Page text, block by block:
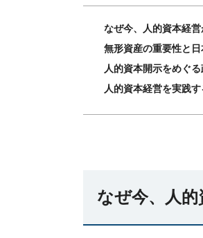
なぜ今、人的資本経
無形資産の重要性と
人的資本開示をめぐ
人的資本経営を実践
なぜ今、人